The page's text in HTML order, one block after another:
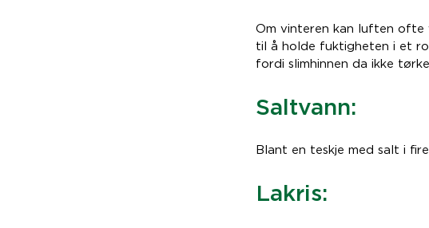
Om vinteren kan luften ofte
til å holde fuktigheten i et
fordi slimhinnen da ikke
Saltvann:
Blant en teskje med salt i
Lakris: